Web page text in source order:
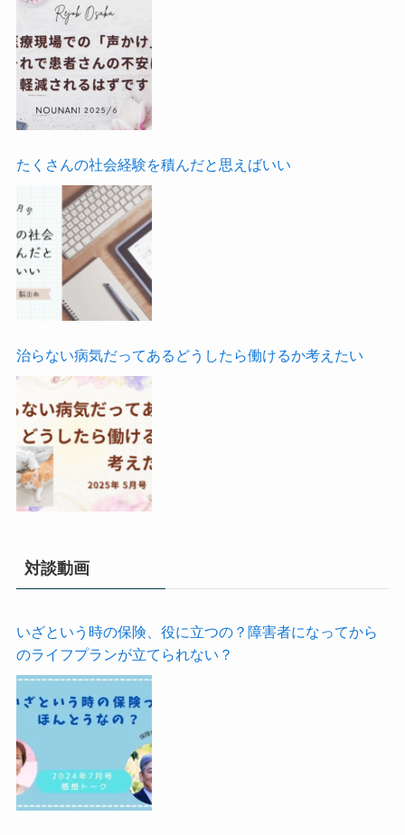
たくさんの社会経験を積んだと思えばいい
治らない病気だってあるどうしたら働けるか考えたい
対談動画
いざという時の保険、役に立つの？障害者になってから
のライフプランが立てられない？